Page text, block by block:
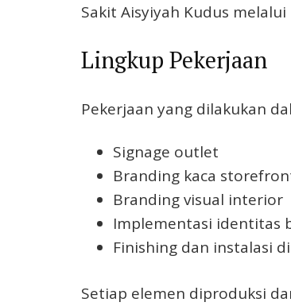
Sakit Aisyiyah Kudus
Lingkup Pekerjaan
Pekerjaan yang dilakukan
Signage outlet
Branding kaca
Branding visual interior
Implementasi identitas
Finishing dan instalasi
Setiap elemen diproduksi